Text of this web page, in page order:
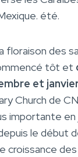
été.
floraison des
tôt et
et
Church de
importante en
le début
croissance